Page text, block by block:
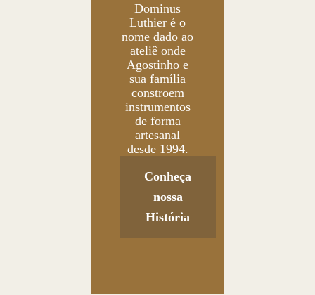
Dominus
Luthier é o
nome dado ao
ateliê onde
Agostinho e
sua família
constroem
instrumentos
de forma
artesanal
desde 1994.
Conheça
nossa
História